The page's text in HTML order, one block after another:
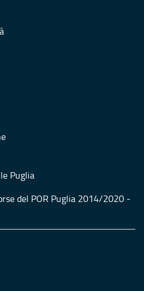
Puglia
del POR Puglia 2014/2020 -